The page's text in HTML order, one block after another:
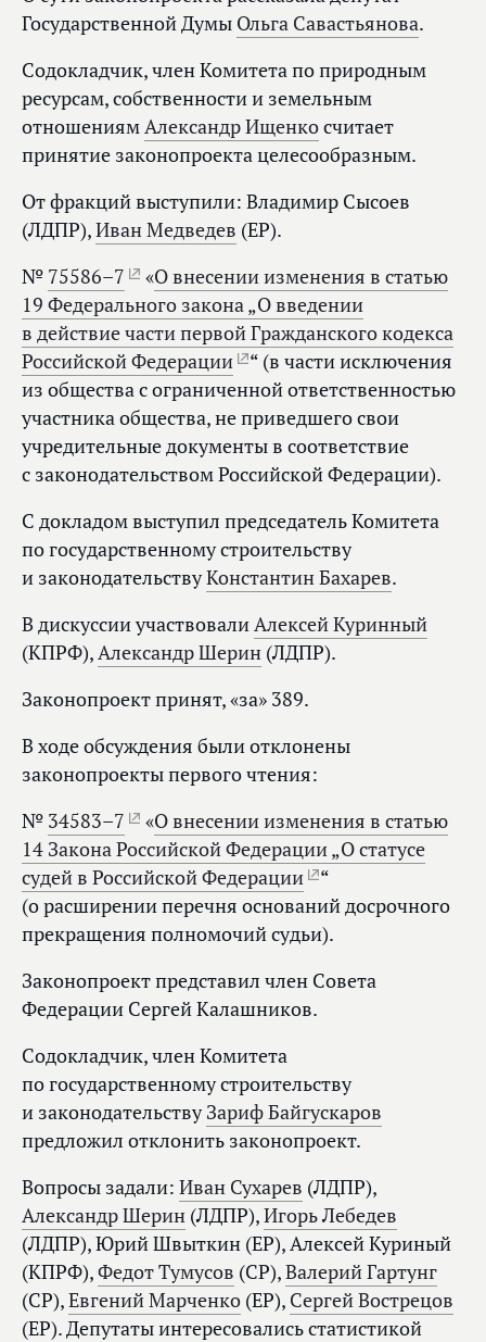
Государственной Думы Ольга Савастьянова.
Содокладчик, член Комитета по природным
ресурсам, собственности и земельным
отношениямАлександр Ищенкосчитает
принятие законопроекта целесообразным.
От фракций выступили: Владимир Сысоев
(ЛДПР),Иван Медведев (ЕР).
№ 75586–7 «О внесении изменения в статью
19 Федерального закона „О введении
в действие части первой Гражданского кодекса
Российской Федерации
“ (в части исключения
из общества с ограниченной ответственностью
участника общества, не приведшего свои
учредительные документы в соответствие
с законодательством Российской Федерации).
С докладом выступил председатель Комитета
по государственному строительству
и законодательствуКонстантин Бахарев.
В дискуссии участвовалиАлексей Куринный
(КПРФ),Александр Шерин (ЛДПР).
Законопроект принят, «за» 389.
В ходе обсуждения были отклонены
законопроекты первого чтения:
№ 34583–7 «О внесении изменения в статью
14 Закона Российской Федерации „О статусе
судей в Российской Федерации
“
(о расширении перечня оснований досрочного
прекращения полномочий судьи).
Законопроект представил член Совета
Федерации Сергей Калашников.
Содокладчик, член Комитета
по государственному строительству
и законодательствуЗариф Байгускаров
предложил отклонить законопроект.
Вопросы задали: Иван Сухарев (ЛДПР),
Александр Шерин (ЛДПР),Игорь Лебедев
(ЛДПР), Юрий Швыткин (ЕР), Алексей Куриный
(КПРФ),Федот Тумусов (СР),Валерий Гартунг
(СР),Евгений Марченко (ЕР), Сергей Вострецов
(ЕР). Депутаты интересовались статистикой